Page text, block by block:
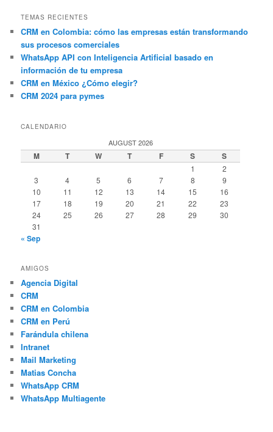
TEMAS RECIENTES
CRM en Colombia: cómo las empresas están transformando
sus procesos comerciales
WhatsApp API con Inteligencia Artificial basado en
información de tu empresa
CRM en México ¿Cómo elegir?
CRM 2024 para pymes
CALENDARIO
AUGUST 2026
M T W T F S S
1
2
3
4 5 6 7 8
9
10
11 12 13 14 15
16
17
18 19 20 21 22
23
24
25 26 27 28 29
30
31
« Sep
AMIGOS
Agencia Digital
CRM
CRM en Colombia
CRM en Perú
Farándula chilena
Intranet
Mail Marketing
Matias Concha
WhatsApp CRM
WhatsApp Multiagente